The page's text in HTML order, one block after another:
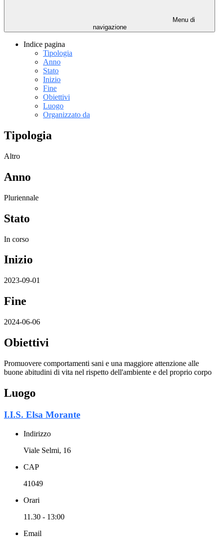
Menu di
navigazione
Indice pagina
Tipologia
Anno
Stato
Inizio
Fine
Obiettivi
Luogo
Organizzato da
Tipologia
Altro
Anno
Pluriennale
Stato
In corso
Inizio
2023-09-01
Fine
2024-06-06
Obiettivi
Promuovere comportamenti sani e una maggiore attenzione alle
buone abitudini di vita nel rispetto dell'ambiente e del proprio corpo
Luogo
I.I.S. Elsa Morante
Indirizzo
Viale Selmi, 16
CAP
41049
Orari
11.30 - 13:00
Email